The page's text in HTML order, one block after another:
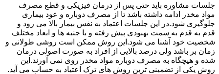
جلسات مشاوره باید حتی پس از درمان فیزیکی و قطع مصرف
مواد مخدر ادامه داشته باشد تا از مصرف دوباره و عود بیماری
جلوگیری شود.در این جلسات اعتماد به نفس بیمار بالا می رود و
قدم به قدم به سمت بهبودی پیش رفته و با جنبه ها و ابعاد مختلف
شخصیت خود آشنا می شود.این روش ممکن است روشی طولانی و
زمان بر باشد ولی درصد بالایی از افراد به صورت اصولی درمان
شده و هیچگاه به مصرف دوباره مواد مخدر روی نمی آورند.این
روش یکی از تضمینی ترین روش های ترک اعتیاد به حساب می آید.